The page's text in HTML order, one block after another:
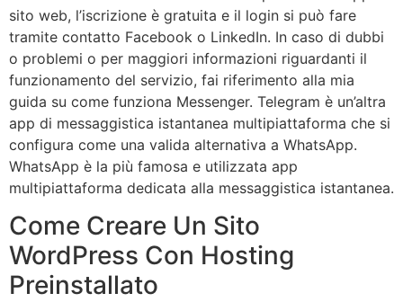
sito web, l’iscrizione è gratuita e il login si può fare
tramite contatto Facebook o LinkedIn. In caso di dubbi
o problemi o per maggiori informazioni riguardanti il
funzionamento del servizio, fai riferimento alla mia
guida su come funziona Messenger. Telegram è un’altra
app di messaggistica istantanea multipiattaforma che si
configura come una valida alternativa a WhatsApp.
WhatsApp è la più famosa e utilizzata app
multipiattaforma dedicata alla messaggistica istantanea.
Come Creare Un Sito
WordPress Con Hosting
Preinstallato